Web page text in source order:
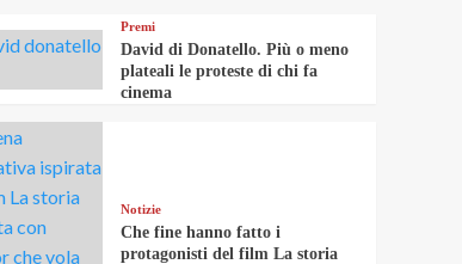
Premi
David di Donatello. Più o meno
plateali le proteste di chi fa
cinema
Notizie
Che fine hanno fatto i
protagonisti del film La storia